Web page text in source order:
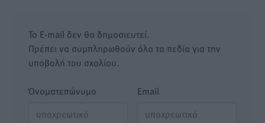
Το E-mail δεν θα δημοσιευτεί.
Πρέπει να συμπληρωθούν όλα τα πεδία για την
υποβολή του σχολίου.
Όνοματεπώνυμο Email